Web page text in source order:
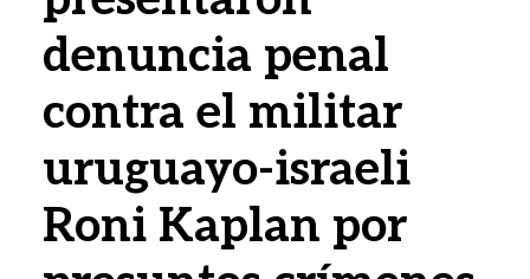
denuncia penal
contra el militar
uruguayo-israeli
Roni Kaplan por